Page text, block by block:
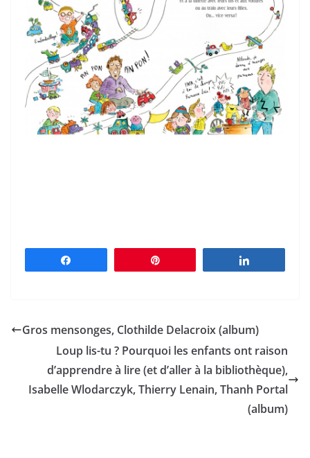
Gros mensonges, Clothilde Delacroix (album)
Loup lis-tu ? Pourquoi les enfants ont raison
d’apprendre à lire (et d’aller à la bibliothèque),
Isabelle Wlodarczyk, Thierry Lenain, Thanh Portal
(album)